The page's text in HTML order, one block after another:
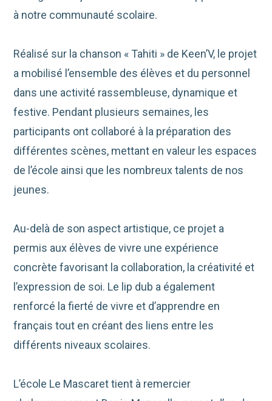
à notre communauté scolaire.
Réalisé sur la chanson « Tahiti » de Keen’V, le projet
a mobilisé l’ensemble des élèves et du personnel
dans une activité rassembleuse, dynamique et
festive. Pendant plusieurs semaines, les
participants ont collaboré à la préparation des
différentes scènes, mettant en valeur les espaces
de l’école ainsi que les nombreux talents de nos
jeunes.
Au-delà de son aspect artistique, ce projet a
permis aux élèves de vivre une expérience
concrète favorisant la collaboration, la créativité et
l’expression de soi. Le lip dub a également
renforcé la fierté de vivre et d’apprendre en
français tout en créant des liens entre les
différents niveaux scolaires.
L’école Le Mascaret tient à remercier